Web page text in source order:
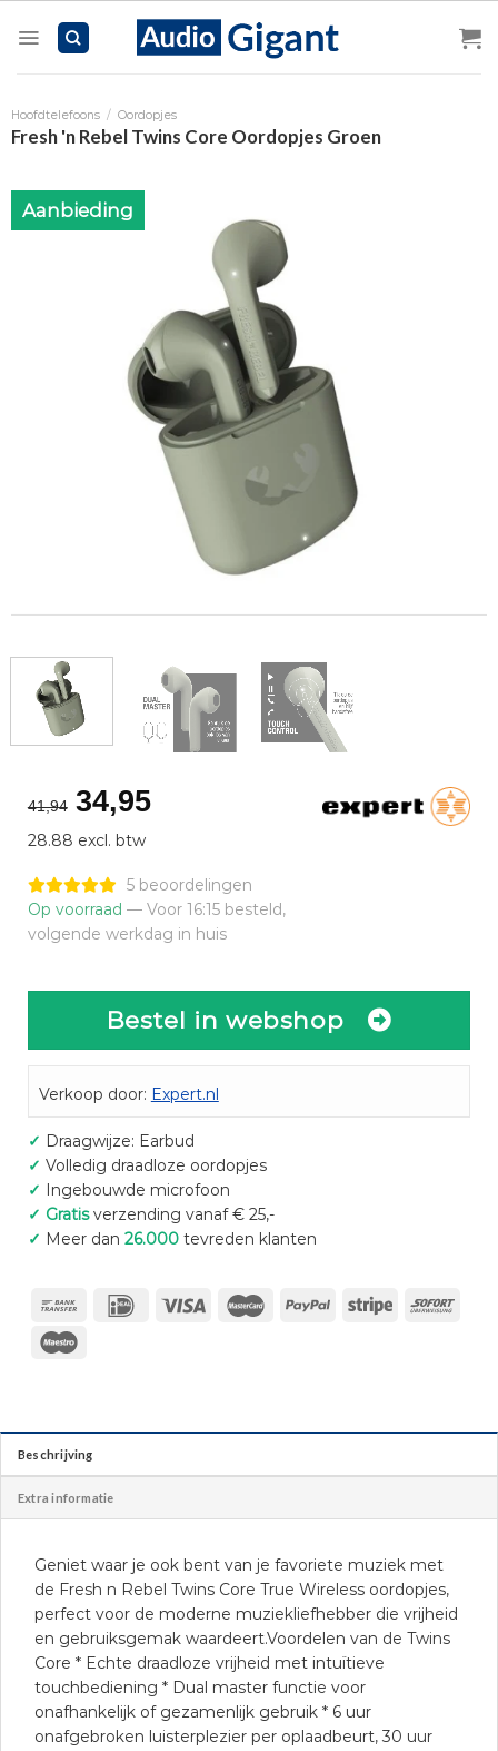
Hoofdtelefoons / Oordopjes
Fresh 'n Rebel Twins Core Oordopjes Groen
Aanbieding
41,94 Oorspronkelijke
prijs
was:
€41,94.
34,95Huidige
€34,95.
28.88 excl. btw
5 beoordelingen
Op voorraad — Voor 16:15 besteld,
volgende werkdag in huis
Bestel in webshop
Verkoop door: Expert.nl
✓ Draagwijze: Earbud
✓ Volledig draadloze oordopjes
✓ Ingebouwde microfoon
✓ Gratisverzending vanaf € 25,-
✓ Meer dan 26.000tevreden klanten
Beschrijving
Extra informatie
Geniet waar je ook bent van je favoriete muziek met
de Fresh n Rebel Twins Core True Wireless oordopjes,
perfect voor de moderne muziekliefhebber die vrijheid
en gebruiksgemak waardeert.Voordelen van de Twins
Core * Echte draadloze vrijheid met intuïtieve
touchbediening * Dual master functie voor
onafhankelijk of gezamenlijk gebruik * 6 uur
onafgebroken luisterplezier per oplaadbeurt, 30 uur